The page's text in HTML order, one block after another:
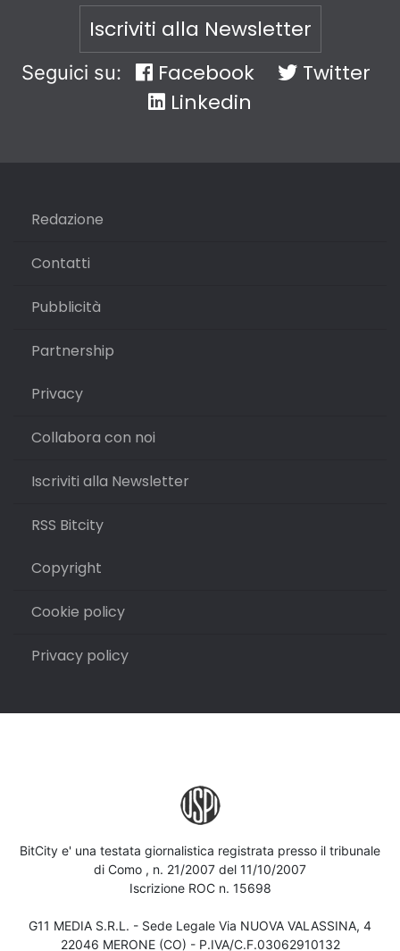
Iscriviti alla Newsletter
Seguici su: Facebook
Twitter
Linkedin
Redazione
Contatti
Pubblicità
Partnership
Privacy
Collabora con noi
Iscriviti alla Newsletter
RSS Bitcity
Copyright
Cookie policy
Privacy policy
BitCity e' una testata giornalistica registrata presso il tribunale
di Como , n. 21/2007 del 11/10/2007
Iscrizione ROC n. 15698
G11 MEDIA S.R.L. - Sede Legale Via NUOVA VALASSINA, 4
22046 MERONE (CO) - P.IVA/C.F.03062910132